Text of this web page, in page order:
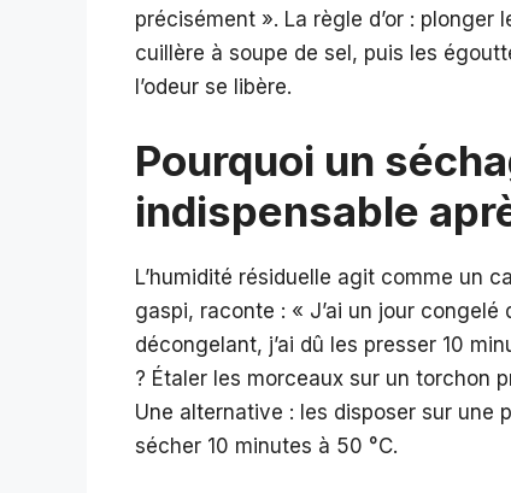
précisément ». La règle d’or : plonger
cuillère à soupe de sel, puis les
l’odeur se libère.
Pourquoi un
indispensable
L’humidité résiduelle agit comme un
gaspi, raconte : « J’ai un jour
décongelant, j’ai dû les presser 10
? Étaler les morceaux sur un torchon
Une alternative : les disposer sur une
sécher 10 minutes à 50 °C.